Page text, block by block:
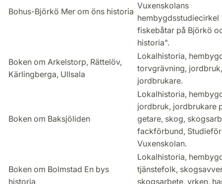
Bohus-Björkö Mer om öns historia
Vuxenskolans
hembygdsstudiecirkel
fiskebåtar på Björkö
historia".
Boken om Arkelstorp, Rättelöv,
Kärlingberga, Ullsala
Lokalhistoria,
torvgrävning, jordbruk,
jordbrukare.
Boken om Baksjöliden
Lokalhistoria,
jordbruk, jordbrukare
getare, skog,
fackförbund,
Vuxenskolan.
Boken om Bolmstad En bys
historia
Lokalhistoria,
tjänstefolk,
skogsarbete, yrken,